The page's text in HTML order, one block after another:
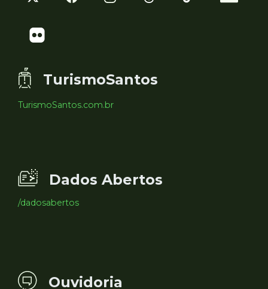
TurismoSantos
TurismoSantos.com.br
Dados Abertos
/dadosabertos
Ouvidoria